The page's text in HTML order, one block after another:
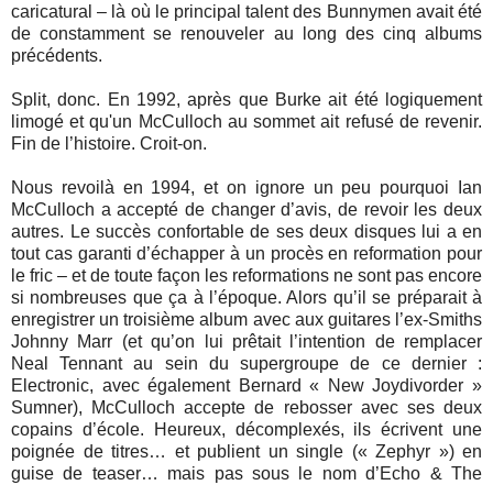
caricatural – là où le principal talent des Bunnymen avait été
de constamment se renouveler au long des cinq albums
précédents.
Split, donc. En 1992, après que Burke ait été logiquement
limogé et qu'un McCulloch au sommet ait refusé de revenir.
Fin de l’histoire. Croit-on.
Nous revoilà en 1994, et on ignore un peu pourquoi Ian
McCulloch a accepté de changer d’avis, de revoir les deux
autres. Le succès confortable de ses deux disques lui a en
tout cas garanti d’échapper à un procès en reformation pour
le fric – et de toute façon les reformations ne sont pas encore
si nombreuses que ça à l’époque. Alors qu’il se préparait à
enregistrer un troisième album avec aux guitares l’ex-Smiths
Johnny Marr (et qu’on lui prêtait l’intention de remplacer
Neal Tennant au sein du supergroupe de ce dernier :
Electronic, avec également Bernard « New Joydivorder »
Sumner), McCulloch accepte de rebosser avec ses deux
copains d’école. Heureux, décomplexés, ils écrivent une
poignée de titres… et publient un single (« Zephyr ») en
guise de teaser… mais pas sous le nom d’Echo & The